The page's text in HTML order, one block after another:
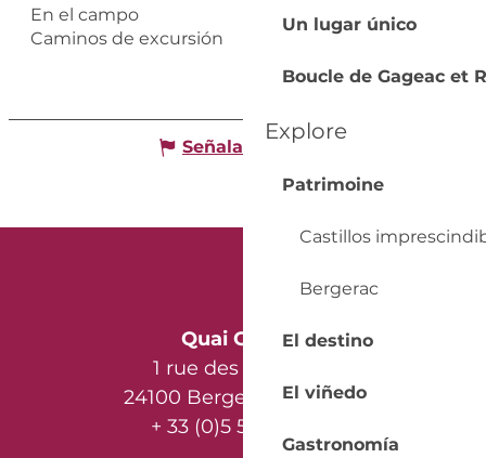
Un lugar único
Boucle de Gageac et
Explore
Patrimoine
Castillos
Bergerac
El destino
El viñedo
Gastronomía
En el campo
Caminos de excursión
Señalar un error
Quai Cyrano
1 rue des Récollets
24100 Bergerac - France
+ 33 (0)5 53 57 03 11